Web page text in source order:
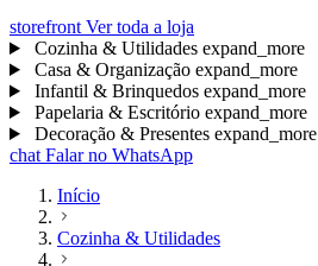
storefront Ver toda a loja
Cozinha & Utilidades expand_more
Casa & Organização expand_more
Infantil & Brinquedos expand_more
Papelaria & Escritório expand_more
Decoração & Presentes expand_more
chat Falar no WhatsApp
Início
Cozinha & Utilidades